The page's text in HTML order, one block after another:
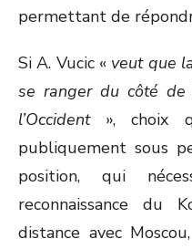
permettant de
Si A. Vucic « veut que
se ranger du côté de
l’Occident», choix
publiquement sous
position, qui
reconnaissance du
distance avec